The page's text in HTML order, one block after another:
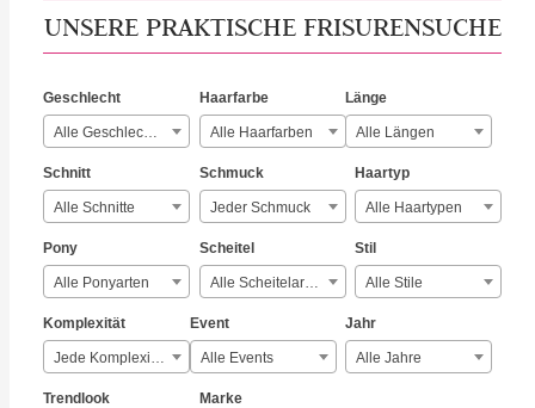
UNSERE PRAKTISCHE FRISURENSUCHE
Geschlecht
Alle Geschlechter
Haarfarbe
Alle Haarfarben
Länge
Alle Längen
Schnitt
Alle Schnitte
Schmuck
Jeder Schmuck
Haartyp
Alle Haartypen
Pony
Alle Ponyarten
Scheitel
Alle Scheitelarten
Stil
Alle Stile
Komplexität
Jede Komplexität
Event
Alle Events
Jahr
Alle Jahre
Trendlook Marke